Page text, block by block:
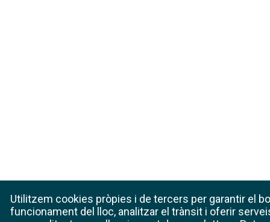
Utilitzem cookies pròpies i de tercers per garantir el
funcionament del lloc, analitzar el trànsit i oferir